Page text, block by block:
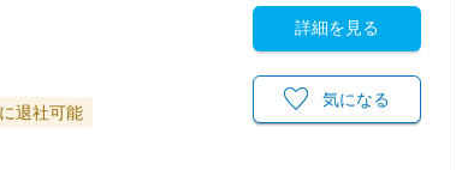
退社可能
詳細を見る
気になる